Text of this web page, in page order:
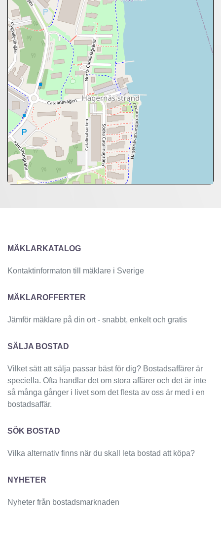
MÄKLARKATALOG
Kontaktinformaton till mäklare i Sverige
MÄKLAROFFERTER
Jämför mäklare på din ort - snabbt, enkelt och gratis
SÄLJA BOSTAD
Vilket sätt att sälja passar bäst för dig? Bostadsaffärer är
speciella. Ofta handlar det om stora affärer och det är inte
så många gånger i livet som det flesta av oss är med i en
bostadsaffär.
SÖK BOSTAD
Vilka alternativ finns när du skall leta bostad att köpa?
NYHETER
Nyheter från bostadsmarknaden